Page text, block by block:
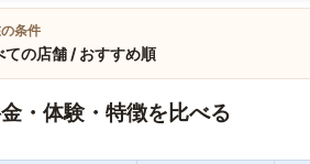
条件
ての店舗 / おすすめ順
・体験・特徴を比べる